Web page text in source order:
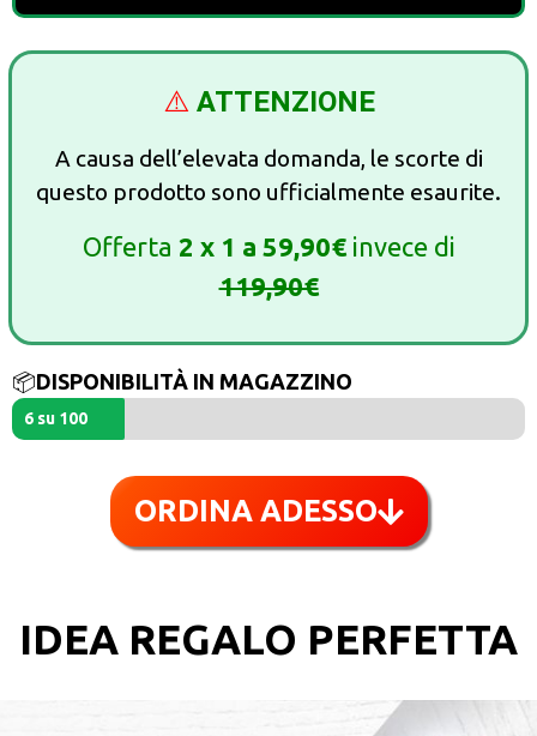
⚠️ ATTENZIONE
A causa dell’elevata domanda, le scorte di
questo prodotto sono ufficialmente esaurite.
Offerta 2 x 1 a 59,90€ invece di
119,90€
📦DISPONIBILITÀ IN MAGAZZINO
6 su 100
ORDINA ADESSO
IDEA REGALO PERFETTA